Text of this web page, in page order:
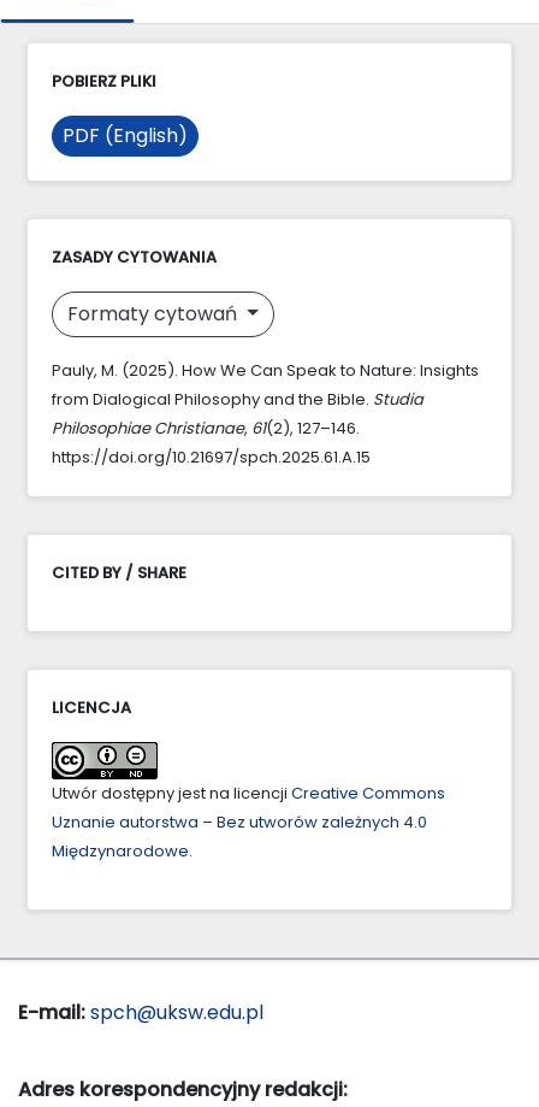
POBIERZ PLIKI
PDF (English)
ZASADY CYTOWANIA
Formaty cytowań
Pauly, M. (2025). How We Can Speak to Nature: Insights
from Dialogical Philosophy and the Bible. Studia
Philosophiae Christianae, 61(2), 127–146.
https://doi.org/10.21697/spch.2025.61.A.15
CITED BY / SHARE
LICENCJA
Utwór dostępny jest na licencji Creative Commons
Uznanie autorstwa – Bez utworów zależnych 4.0
Międzynarodowe.
E-mail:spch@uksw.edu.pl
Adres korespondencyjny redakcji: